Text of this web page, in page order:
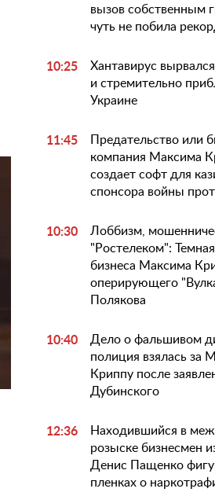
вызов собственным
чуть не побила
10:25
Хантавирус
и стремительно
Украине
11:45
Предательство или
компания Максима
создает софт для
спонсора войны
10:30
Лоббизм,
"Ростелеком":
бизнеса Максима
оперирующего
Полякова
10:40
Дело о фальшивом
полиция взялась за
Криппу после
Дубинского
12:36
Находившийся в
розыске бизнесмен
Денис Пащенко
пленках о